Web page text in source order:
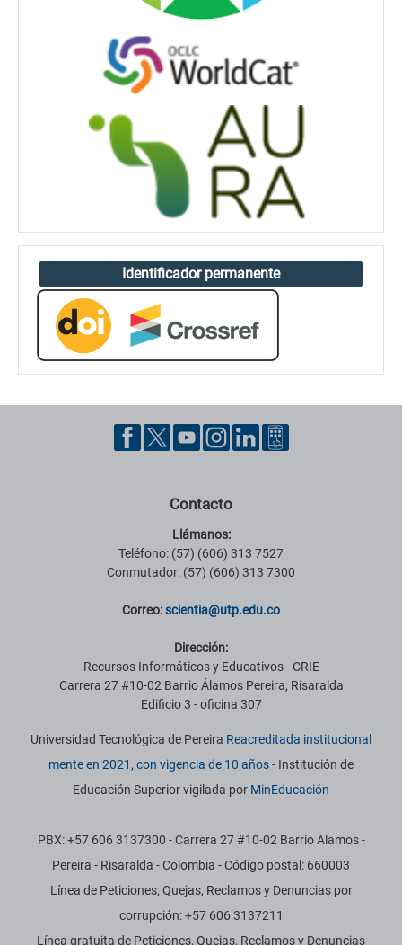
Identificador permanente
Contacto
Llámanos:
Teléfono: (57) (606) 313 7527
Conmutador: (57) (606) 313 7300
Correo:scientia@utp.edu.co
Dirección:
Recursos Informáticos y Educativos - CRIE
Carrera 27 #10-02 Barrio Álamos Pereira, Risaralda
Edificio 3 - oficina 307
Universidad Tecnológica de Pereira Reacreditada institucional
mente en 2021, con vigencia de 10 años- Institución de
Educación Superior vigilada por MinEducación
PBX: +57 606 3137300 - Carrera 27 #10-02 Barrio Alamos -
Pereira - Risaralda - Colombia - Código postal: 660003
Línea de Peticiones, Quejas, Reclamos y Denuncias por
corrupción: +57 606 3137211
Línea gratuita de Peticiones, Quejas, Reclamos y Denuncias